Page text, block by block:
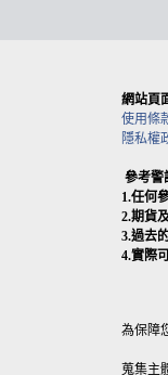
網站頁
使用條
隱私權
參考警
1.任何
2.期貨
3.過去
4.實際
為保障
蒐集主